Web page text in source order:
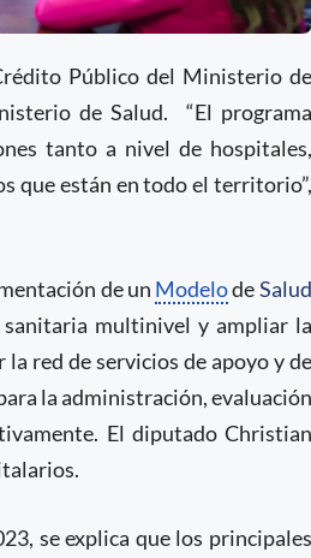
Público del Ministerio de
de Salud. “El programa
tanto a nivel de hospitales,
que están en todo el territorio”,
de un ModelodeSalud
multinivel y ampliar la
red de servicios de apoyo y de
la administración, evaluación
El diputado Christian
se explica que los principales